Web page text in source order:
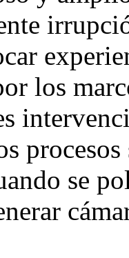
los
se